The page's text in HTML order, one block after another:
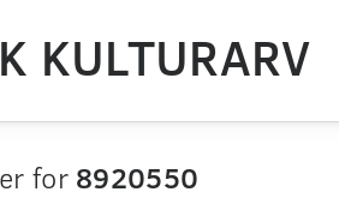
KULTURARV
for 8920550